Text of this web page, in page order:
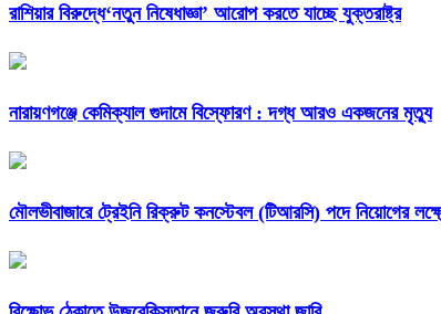
রাশিয়ার বিরুদ্ধে‘নতুন নিষেধাজ্ঞা’ আরোপ করতে যাচ্ছে যুক্তরাষ্ট্র
নারায়ণগঞ্জে কেমিক্যাল গুদামে বিস্ফোরণ : দগ্ধ আরও একজনের মৃত্যু
মৌলভীবাজারে ট্রেইনি রিক্রুট কনস্টেবল (টিআরসি) পদে নিয়োগের